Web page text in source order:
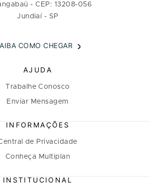
- CEP: 13208-056
Jundiaí - SP
COMO CHEGAR
AJUDA
Trabalhe Conosco
Enviar Mensagem
INFORMAÇÕES
de Privacidade
Conheça Multiplan
INSTITUCIONAL